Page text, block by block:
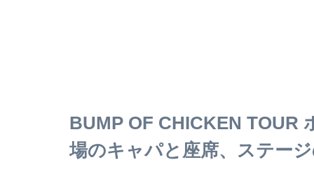
BUMP OF CHICKEN TOUR
場のキャパと座席、ステー